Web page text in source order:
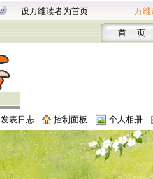
设万维读者为首页 万维
首 页
发表日志 控制面板 个人相册